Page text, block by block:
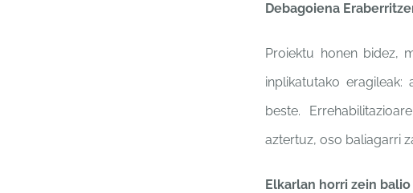
Debagoiena
Proiektu honen bidez,
inplikatutako eragileak:
beste.
aztertuz, oso baliagarri
Elkarlan horri zein